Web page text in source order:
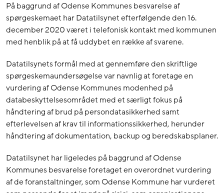
På baggrund af Odense Kommunes besvarelse af
spørgeskemaet har Datatilsynet efterfølgende den 16.
december 2020 været i telefonisk kontakt med kommunen
med henblik på at få uddybet en række af svarene.
Datatilsynets formål med at gennemføre den skriftlige
spørgeskemaundersøgelse var navnlig at foretage en
vurdering af Odense Kommunes modenhed på
databeskyttelsesområdet med et særligt fokus på
håndtering af brud på persondatasikkerhed samt
efterlevelsen af krav til informationssikkerhed, herunder
håndtering af dokumentation, backup og beredskabsplaner.
Datatilsynet har ligeledes på baggrund af Odense
Kommunes besvarelse foretaget en overordnet vurdering
af de foranstaltninger, som Odense Kommune har vurderet